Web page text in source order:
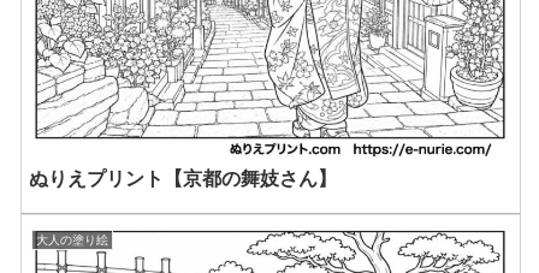
ぬりえプリント【京都の舞妓さん】
大人の塗り絵